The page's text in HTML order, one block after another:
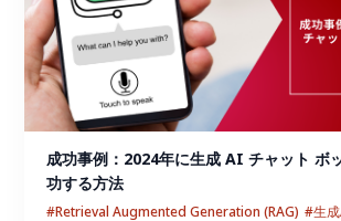
成功事例：2024年に生成 AI チャット ボ
功する方法
#Retrieval Augmented Generation (RAG) #生